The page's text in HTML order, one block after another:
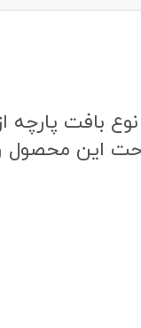
بافت پارچه
این محصول